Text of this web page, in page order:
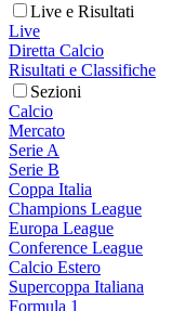
Live e Risultati
Live
Diretta Calcio
Risultati e Classifiche
Sezioni
Calcio
Mercato
Serie A
Serie B
Coppa Italia
Champions League
Europa League
Conference League
Calcio Estero
Supercoppa Italiana
Formula 1